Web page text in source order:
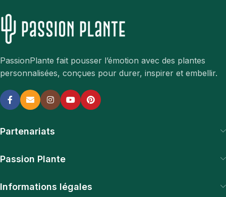
PassionPlante fait pousser l’émotion avec des plantes
personnalisées, conçues pour durer, inspirer et embellir.
Partenariats
Passion Plante
Informations légales